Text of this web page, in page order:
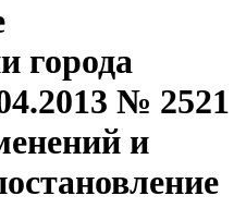
города
№ 2521
и